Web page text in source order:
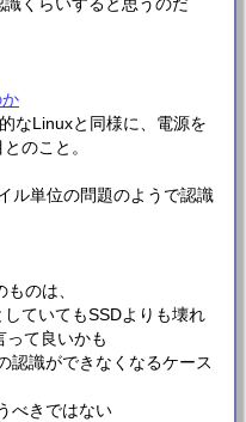
くらいすると思うのだ
なLinuxと同様に、電源を
のこと。
ル単位の問題のようで認識
のは、
ていてもSSDよりも壊れ
って良いかも
認識ができなくなるケース
べきではない